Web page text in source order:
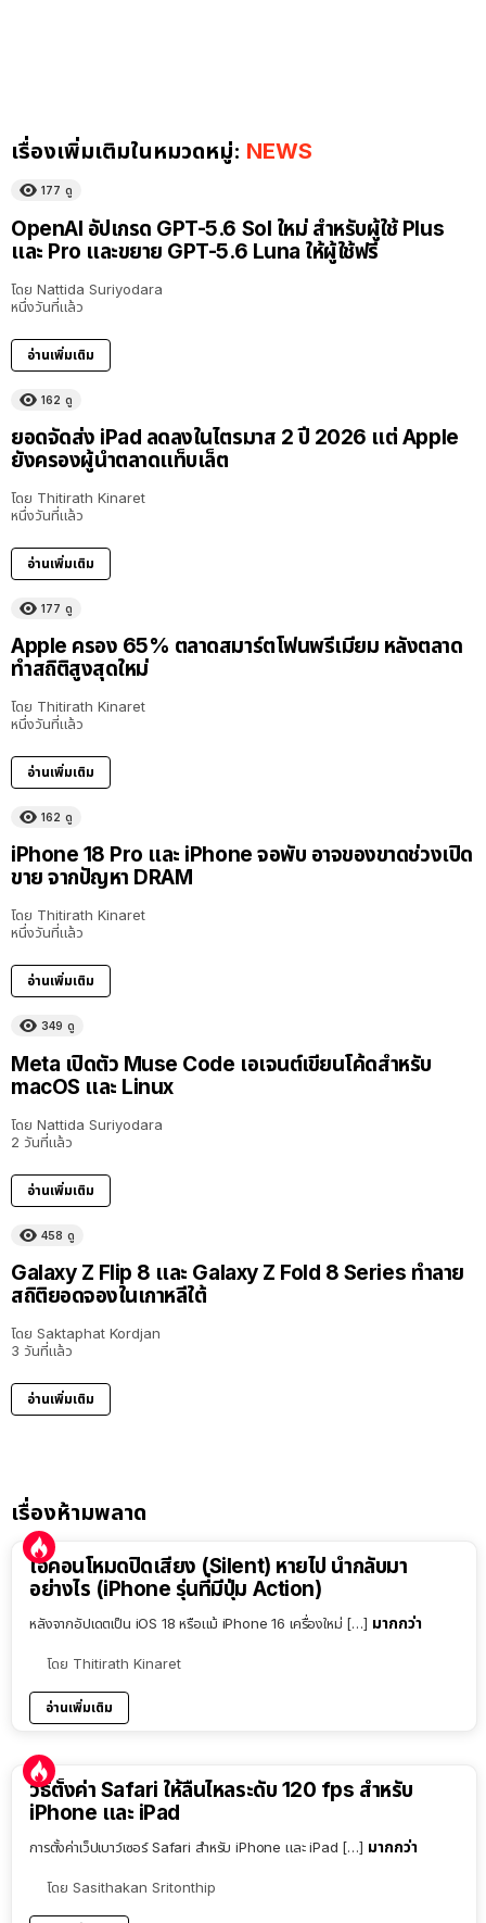
เรื่องเพิ่มเติมในหมวดหมู่: NEWS
177 ดู
OpenAI อัปเกรด GPT-5.6 Sol ใหม่ สำหรับผู้ใช้ Plus
และ Pro และขยาย GPT-5.6 Luna ให้ผู้ใช้ฟรี
โดย Nattida Suriyodara
หนึ่งวันที่แล้ว
อ่านเพิ่มเติม
162 ดู
ยอดจัดส่ง iPad ลดลงในไตรมาส 2 ปี 2026 แต่ Apple
ยังครองผู้นำตลาดแท็บเล็ต
โดย Thitirath Kinaret
หนึ่งวันที่แล้ว
อ่านเพิ่มเติม
177 ดู
Apple ครอง 65% ตลาดสมาร์ตโฟนพรีเมียม หลังตลาด
ทำสถิติสูงสุดใหม่
โดย Thitirath Kinaret
หนึ่งวันที่แล้ว
อ่านเพิ่มเติม
162 ดู
iPhone 18 Pro และ iPhone จอพับ อาจของขาดช่วงเปิด
ขาย จากปัญหา DRAM
โดย Thitirath Kinaret
หนึ่งวันที่แล้ว
อ่านเพิ่มเติม
349 ดู
Meta เปิดตัว Muse Code เอเจนต์เขียนโค้ดสำหรับ
macOS และ Linux
โดย Nattida Suriyodara
2 วันที่แล้ว
อ่านเพิ่มเติม
458 ดู
Galaxy Z Flip 8 และ Galaxy Z Fold 8 Series ทำลาย
สถิติยอดจองในเกาหลีใต้
โดย Saktaphat Kordjan
3 วันที่แล้ว
อ่านเพิ่มเติม
เรื่องห้ามพลาด
ไอคอนโหมดปิดเสียง (Silent) หายไป นำกลับมา
อย่างไร (iPhone รุ่นที่มีปุ่ม Action)
หลังจากอัปเดตเป็น iOS 18 หรือแม้ iPhone 16 เครื่องใหม่ […] มากกว่า
โดย Thitirath Kinaret
อ่านเพิ่มเติม
วิธีตั้งค่า Safari ให้ลื่นไหลระดับ 120 fps สำหรับ
iPhone และ iPad
การตั้งค่าเว็ปเบาว์เซอร์ Safari สำหรับ iPhone และ iPad […] มากกว่า
โดย Sasithakan Sritonthip